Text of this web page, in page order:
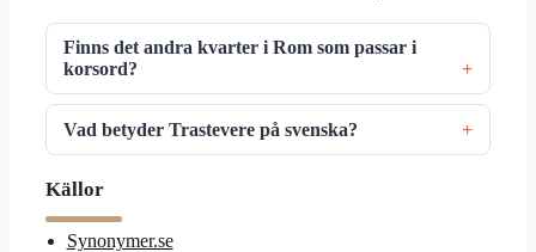
Finns det andra kvarter i Rom som passar i
korsord?
Vad betyder Trastevere på svenska?
Källor
Synonymer.se